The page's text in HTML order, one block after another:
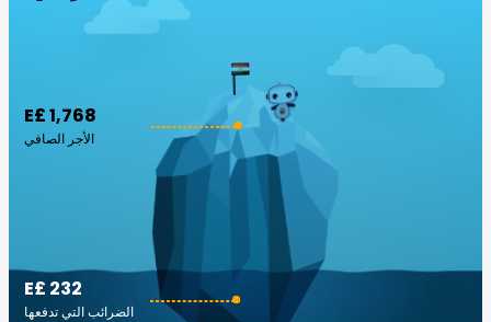
E£ 1,768
الأجر الصافي
E£ 232
الضرائب التي تدفعها